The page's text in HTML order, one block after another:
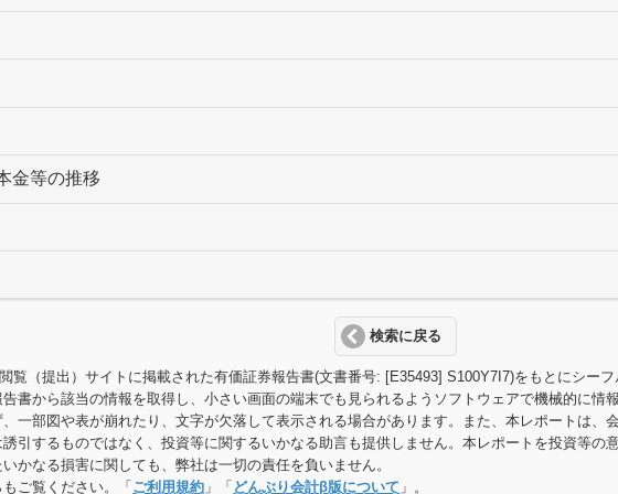
金等の推移
検索に戻る
覧（提出）サイトに掲載された有価証券報告書(文書番号: [E35493] S100Y7I7)をもとにシー
書から該当の情報を取得し、小さい画面の端末でも見られるようソフトウェアで機械的に情
一部図や表が崩れたり、文字が欠落して表示される場合があります。また、本レポートは、
引するものではなく、投資等に関するいかなる助言も提供しません。本レポートを投資等の
かなる損害に関しても、弊社は一切の責任を負いません。
ご覧ください。「 ご利用規約 」「 どんぶり会計β版について 」。